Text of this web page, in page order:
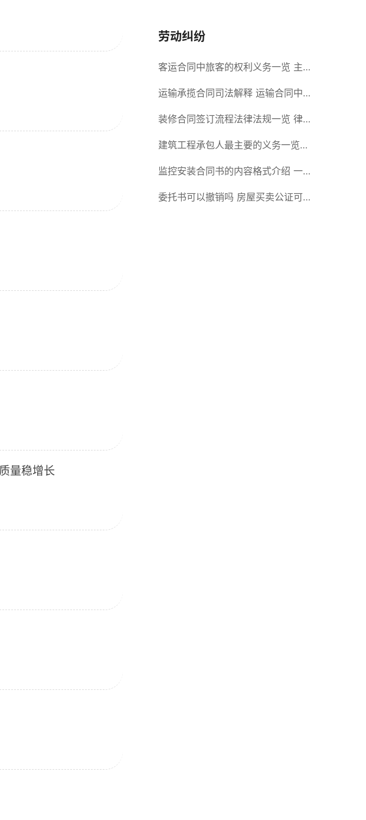
量稳增长
劳动纠纷
客运合同中旅客的权利义务一览 主
要包括这些内容
运输承揽合同司法解释 运输合同中
承运人的义务有哪些
装修合同签订流程法律法规一览 律
师解答
建筑工程承包人最主要的义务一览
承包合同内容介绍
监控安装合同书的内容格式介绍 一
般包括这些条款
委托书可以撤销吗 房屋买卖公证可